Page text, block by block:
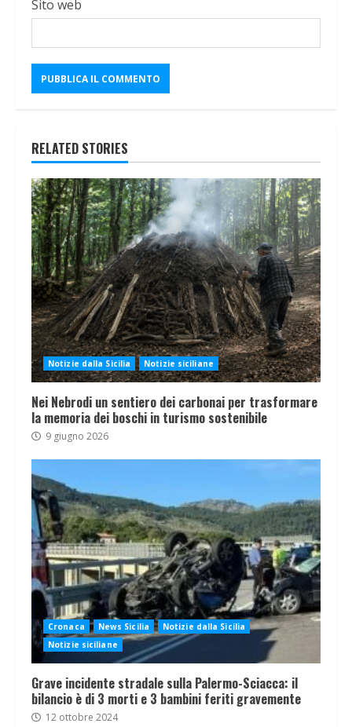
Sito web
RELATED STORIES
Notizie dalla Sicilia Notizie siciliane
Nei Nebrodi un sentiero dei carbonai per trasformare
la memoria dei boschi in turismo sostenibile
9 giugno 2026
Cronaca News Sicilia
Notizie dalla Sicilia
Notizie siciliane
Grave incidente stradale sulla Palermo-Sciacca: il
bilancio è di 3 morti e 3 bambini feriti gravemente
12 ottobre 2024